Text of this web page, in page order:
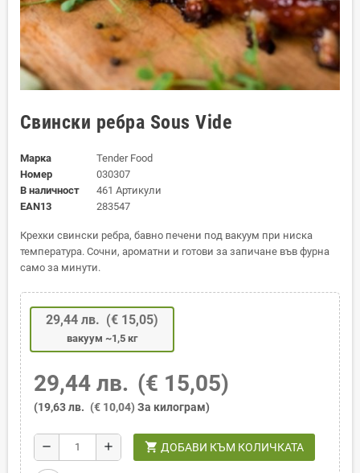
Свински ребра Sous Vide
Марка
Tender Food
Номер
030307
В наличност
461 Артикули
EAN13
283547
Крехки свински ребра, бавно печени под вакуум при ниска
температура. Сочни, ароматни и готови за запичане във фурна
само за минути.
29,44 лв. (€ 15,05)
вакуум ~1,5 кг
29,44 лв. (€ 15,05)
(19,63 лв. (€ 10,04) За килограм)
remove add shopping_cart ДОБАВИ КЪМ КОЛИЧКАТА